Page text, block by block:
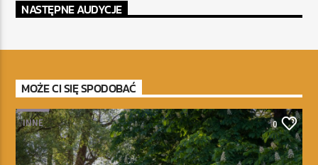
NASTĘPNE AUDYCJE
MOŻE CI SIĘ SPODOBAĆ
INNE 0